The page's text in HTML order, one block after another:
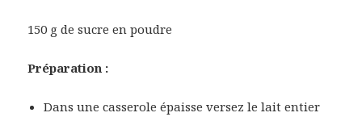
150 g de sucre en poudre
Préparation :
Dans une casserole épaisse versez le lait entier